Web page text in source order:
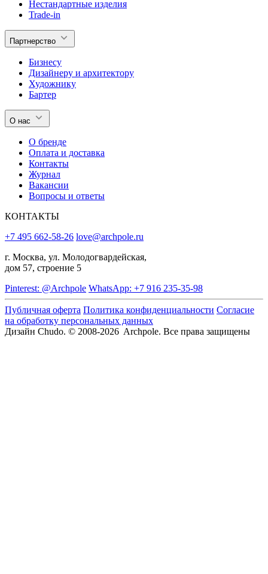
Нестандартные изделия
Trade-in
Партнерство
Бизнесу
Дизайнеру и архитектору
Художнику
Бартер
О нас
О бренде
Оплата и доставка
Контакты
Журнал
Вакансии
Вопросы и ответы
КОНТАКТЫ
+7 495 662-58-26 love@archpole.ru
г. Москва, ул. Молодогвардейская,
дом 57, строение 5
Pinterest: @Archpole WhatsApp: +7 916 235-35-98
Публичная оферта Политика конфиденциальности Согласие
на обработку персональных данных
Дизайн Chudo. © 2008-2026 Archpole. Все права защищены